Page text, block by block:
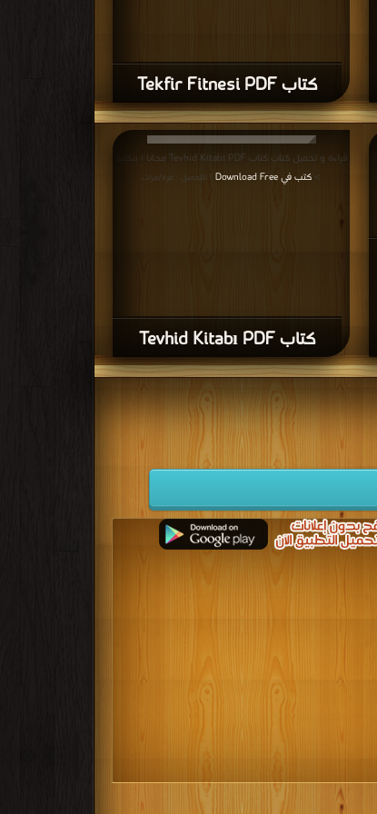
كتاب Tekfir Fitnesi PDF
كتاب Tevhid Kitabı PDF
قراءة و تحميل كتاب كتاب Tevhid Kitabı PDF مجانا | مكتبة
> كتب في Download Free | التحميل : مرة/مرات